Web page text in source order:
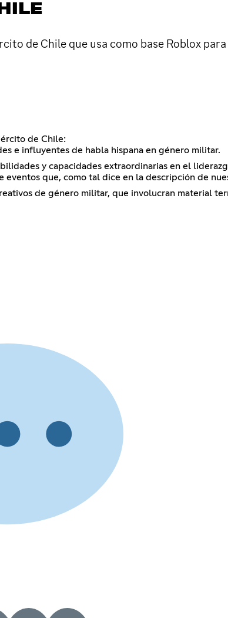
de Chile que usa como base Roblox
de Chile:
e influyentes de habla hispana en género militar.
y capacidades extraordinarias en el
eventos que, como tal dice en la descripción de
de género militar, que involucran material